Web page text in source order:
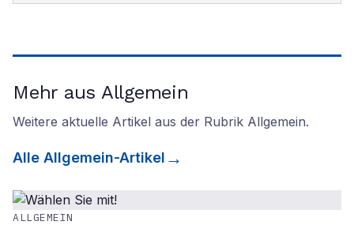
Mehr aus Allgemein
Weitere aktuelle Artikel aus der Rubrik Allgemein.
Alle Allgemein-Artikel
ALLGEMEIN